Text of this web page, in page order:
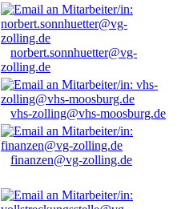
norbert.sonnhuetter@vg-
zolling.de
vhs-zolling@vhs-moosburg.de
finanzen@vg-zolling.de